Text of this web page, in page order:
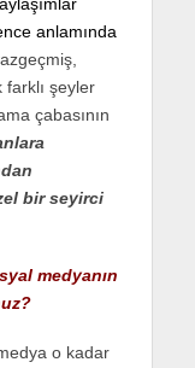
anlamında
farklı şeyler
çabasının
bir seyirci
medyanın
o kadar